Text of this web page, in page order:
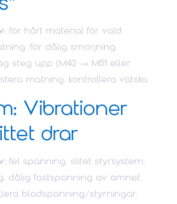
för hårt material för vald
för dålig smörjning.
steg upp (M42 → M51 eller
matning, kontrollera vätska.
Vibrationer
drar
fel spänning, slitet styrsystem,
dålig fastspänning av ämnet.
bladspänning/styrningar,